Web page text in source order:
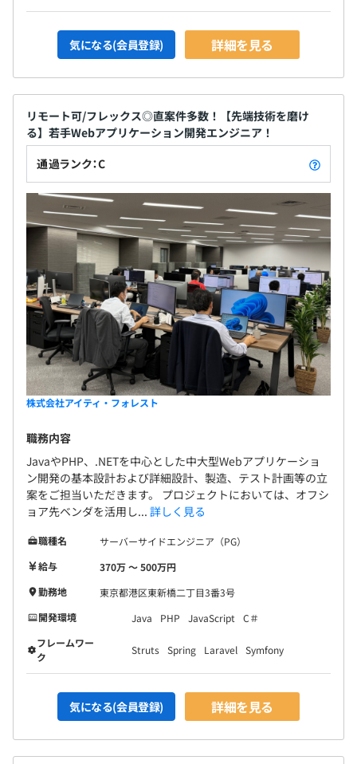
気になる(会員登録) 詳細を見る
リモート可/フレックス◎直案件多数！【先端技術を磨け
る】若手Webアプリケーション開発エンジニア！
通過ランク：C
株式会社アイティ・フォレスト
職務内容
JavaやPHP、.NETを中心とした中大型Webアプリケーショ
ン開発の基本設計および詳細設計、製造、テスト計画等の立
案をご担当いただきます。 プロジェクトにおいては、オフシ
ョア先ベンダを活用し... 詳しく見る
職種名
サーバーサイドエンジニア（PG）
給与
370万 〜 500万円
勤務地
東京都港区東新橋二丁目3番3号
開発環境
Java PHP JavaScript C＃
フレームワー
ク
Struts Spring Laravel Symfony
気になる(会員登録) 詳細を見る